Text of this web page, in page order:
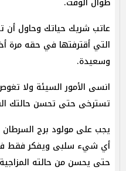
عاتب شريك حياتك وحاول أن
التي أقترفتها في حقه مرة
وسعيدة.
انسى الأمور السيئة ولا
تسترخى حتى تحسن حالتك
يجب على مولود برج السرطان
أي شيء سلبى ويفكر فقط في
حتى يحسن من حالته